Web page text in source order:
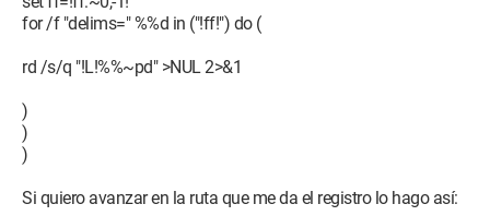
for /f "delims=" %%d in ("!ff!") do (
rd /s/q "!L!%%~pd" >NUL 2>&1
)
)
)
Si quiero avanzar en la ruta que me da el registro lo hago así: